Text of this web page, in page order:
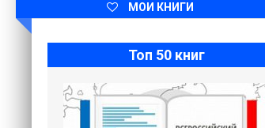
МОИ КНИГИ
Топ 50 книг